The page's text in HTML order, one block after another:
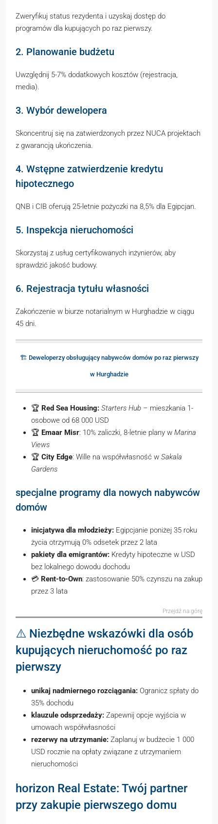
Zweryfikuj status rezydenta i uzyskaj dostęp do
programów dla kupujących po raz pierwszy.
2. Planowanie budżetu
Uwzględnij 5-7% dodatkowych kosztów (rejestracja,
media).
3. Wybór dewelopera
Skoncentruj się na zatwierdzonych przez NUCA projektach
z gwarancją ukończenia.
4. Wstępne zatwierdzenie kredytu
hipotecznego
QNB i CIB oferują 25-letnie pożyczki na 8,5% dla Egipcjan.
5. Inspekcja nieruchomości
Skorzystaj z usług certyfikowanych inżynierów, aby
sprawdzić jakość budowy.
6. Rejestracja tytułu własności
Zakończenie w biurze notarialnym w Hurghadzie w ciągu
45 dni.
🏗️ Deweloperzy obsługujący nabywców domów po raz pierwszy
w Hurghadzie
🏆 Red Sea Housing: Starters Hub – mieszkania 1-
osobowe od 68 000 USD
🏆 Emaar Misr: 10% zaliczki, 8-letnie plany w Marina
Views
🏆 City Edge: Wille na współwłasność w Sakala
Gardens
specjalne programy dla nowych nabywców
domów
inicjatywa dla młodzieży: Egipcjanie poniżej 35 roku
życia otrzymują 0% odsetek przez 2 lata
pakiety dla emigrantów: Kredyty hipoteczne w USD
bez lokalnego dowodu dochodu
💳 Rent-to-Own: zastosowanie 50% czynszu na zakup
przez 3 lata
Przejdź na górę
⚠️ Niezbędne wskazówki dla osób
kupujących nieruchomość po raz
pierwszy
unikaj nadmiernego rozciągania: Ogranicz spłaty do
35% dochodu
klauzule odsprzedaży: Zapewnij opcje wyjścia w
umowach współwłasności
rezerwy na utrzymanie: Zaplanuj w budżecie 1 000
USD rocznie na opłaty związane z utrzymaniem
nieruchomości
horizon Real Estate: Twój partner
przy zakupie pierwszego domu